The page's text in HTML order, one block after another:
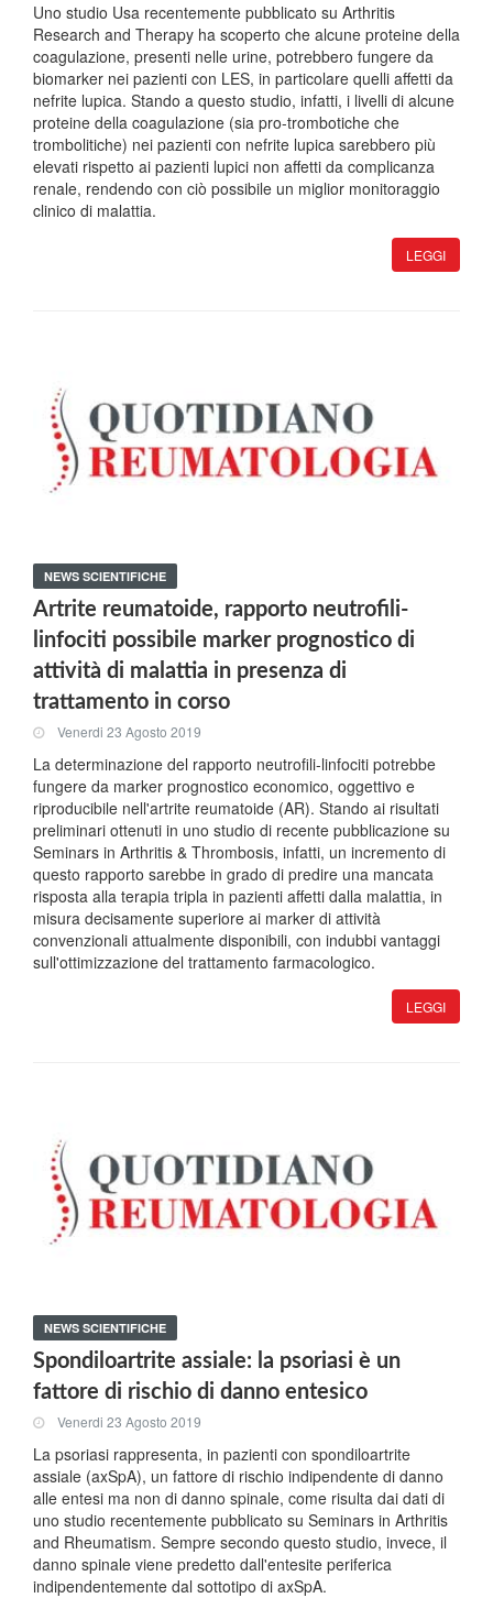
Uno studio Usa recentemente pubblicato su Arthritis
Research and Therapy ha scoperto che alcune proteine della
coagulazione, presenti nelle urine, potrebbero fungere da
biomarker nei pazienti con LES, in particolare quelli affetti da
nefrite lupica. Stando a questo studio, infatti, i livelli di alcune
proteine della coagulazione (sia pro-trombotiche che
trombolitiche) nei pazienti con nefrite lupica sarebbero più
elevati rispetto ai pazienti lupici non affetti da complicanza
renale, rendendo con ciò possibile un miglior monitoraggio
clinico di malattia.
LEGGI
NEWS SCIENTIFICHE
Artrite reumatoide, rapporto neutrofili-
linfociti possibile marker prognostico di
attività di malattia in presenza di
trattamento in corso
Venerdi 23 Agosto 2019
La determinazione del rapporto neutrofili-linfociti potrebbe
fungere da marker prognostico economico, oggettivo e
riproducibile nell'artrite reumatoide (AR). Stando ai risultati
preliminari ottenuti in uno studio di recente pubblicazione su
Seminars in Arthritis & Thrombosis, infatti, un incremento di
questo rapporto sarebbe in grado di predire una mancata
risposta alla terapia tripla in pazienti affetti dalla malattia, in
misura decisamente superiore ai marker di attività
convenzionali attualmente disponibili, con indubbi vantaggi
sull'ottimizzazione del trattamento farmacologico.
LEGGI
NEWS SCIENTIFICHE
Spondiloartrite assiale: la psoriasi è un
fattore di rischio di danno entesico
Venerdi 23 Agosto 2019
La psoriasi rappresenta, in pazienti con spondiloartrite
assiale (axSpA), un fattore di rischio indipendente di danno
alle entesi ma non di danno spinale, come risulta dai dati di
uno studio recentemente pubblicato su Seminars in Arthritis
and Rheumatism. Sempre secondo questo studio, invece, il
danno spinale viene predetto dall'entesite periferica
indipendentemente dal sottotipo di axSpA.